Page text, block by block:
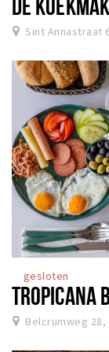
DE
Sint Annastraat
gesloten
TROPICANA
Belcrumweg 28,